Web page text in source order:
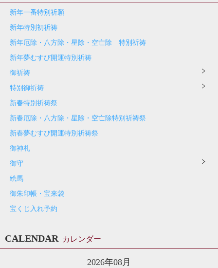
新年一番特別祈願
新年特別初祈祷
新年厄除・八方除・星除・空亡除 特別祈祷
新年夢むすび開運特別祈祷
御祈祷
特別御祈祷
新春特別祈祷祭
新春厄除・八方除・星除・空亡除特別祈祷祭
新春夢むすび開運特別祈祷祭
御神札
御守
絵馬
御朱印帳・宝来袋
宝くじ入れ予約
CALENDAR カレンダー
2026年08月